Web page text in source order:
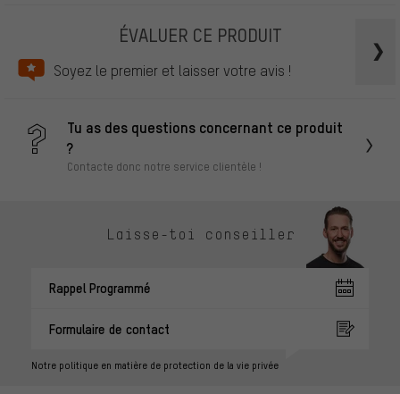
ÉVALUER CE PRODUIT
Soyez le premier et laisser votre avis !
Tu as des questions concernant ce produit
?
Contacte donc notre service clientèle !
Laisse-toi conseiller
Rappel Programmé
Formulaire de contact
Notre politique en matière de protection de la vie privée